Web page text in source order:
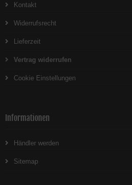
Kontakt
Widerrufsrecht
Lieferzeit
Vertrag widerrufen
Cookie Einstellungen
Informationen
Händler werden
Sitemap